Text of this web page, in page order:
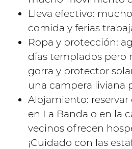
Lleva efectivo:
comida y ferias
Ropa y protección:
días templados pero
gorra y protector
una campera liviana
Alojamiento:
en La Banda o en la
vecinos ofrecen
¡Cuidado con las